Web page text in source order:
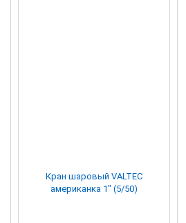
Кран шаровый VALTEC
американка 1" (5/50)